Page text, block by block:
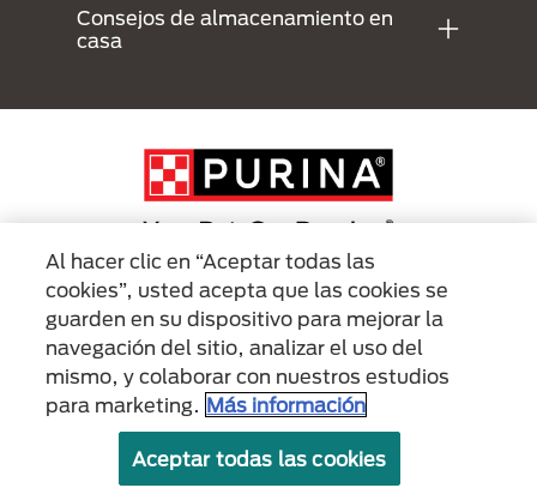
Consejos de almacenamiento en
casa
Menu Footer Secundario Purina
All Nestlé Purina trademarks owned by Société des Produits Nestlé S.A.,
Vevey, Switzerland or are used with permission.
Políticas sobre
cookies
Términos de
privacidad
Al hacer clic en “Aceptar todas las
cookies”, usted acepta que las cookies se
guarden en su dispositivo para mejorar la
navegación del sitio, analizar el uso del
mismo, y colaborar con nuestros estudios
para marketing. Más información
Aceptar todas las cookies